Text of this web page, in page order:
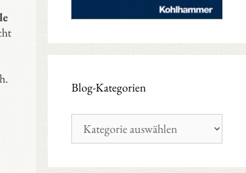
Blog-Kategorien
Kategorien